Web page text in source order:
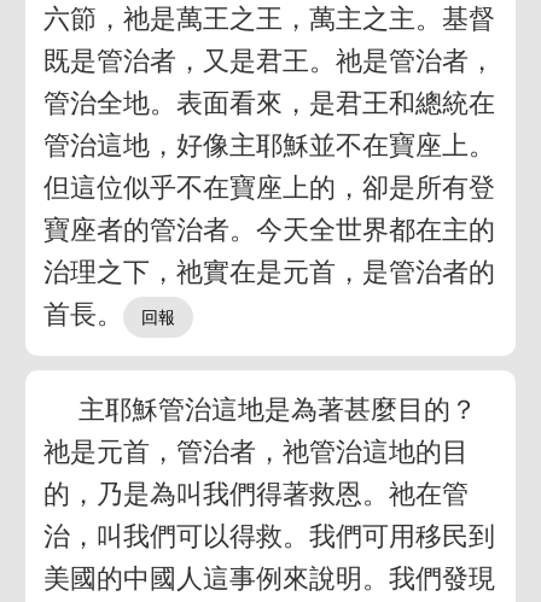
六節，祂是萬王之王，萬主之主。基督
既是管治者，又是君王。祂是管治者，
管治全地。表面看來，是君王和總統在
管治這地，好像主耶穌並不在寶座上。
但這位似乎不在寶座上的，卻是所有登
寶座者的管治者。今天全世界都在主的
治理之下，祂實在是元首，是管治者的
首長。
主耶穌管治這地是為著甚麼目的？
祂是元首，管治者，祂管治這地的目
的，乃是為叫我們得著救恩。祂在管
治，叫我們可以得救。我們可用移民到
美國的中國人這事例來說明。我們發現